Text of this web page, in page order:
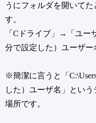
うにフォルダを開いてた
す。
「Cドライブ」→「ユー
分で設定した）ユーザー
※簡潔に言うと「
した）ユーザ名」とい
場所です。